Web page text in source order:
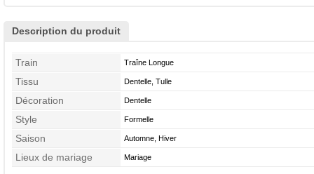
Description du produit
Train Traîne Longue
Tissu Dentelle, Tulle
Décoration Dentelle
Style Formelle
Saison Automne, Hiver
Lieux de mariage Mariage